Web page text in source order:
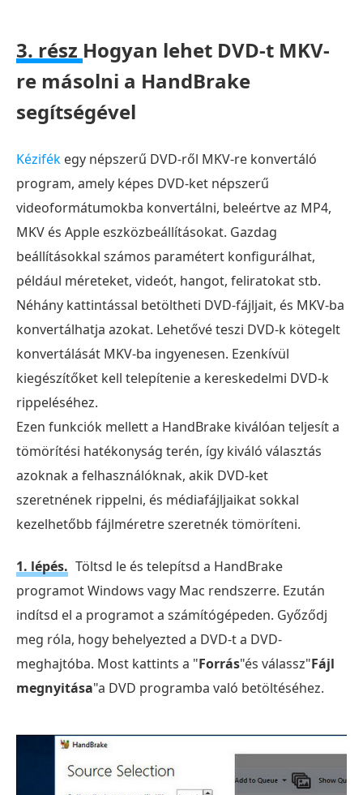
3. rész Hogyan lehet DVD-t MKV-
re másolni a HandBrake
segítségével
Kézifék egy népszerű DVD-ről MKV-re konvertáló
program, amely képes DVD-ket népszerű
videoformátumokba konvertálni, beleértve az MP4,
MKV és Apple eszközbeállításokat. Gazdag
beállításokkal számos paramétert konfigurálhat,
például méreteket, videót, hangot, feliratokat stb.
Néhány kattintással betöltheti DVD-fájljait, és MKV-ba
konvertálhatja azokat. Lehetővé teszi DVD-k kötegelt
konvertálását MKV-ba ingyenesen. Ezenkívül
kiegészítőket kell telepítenie a kereskedelmi DVD-k
rippeléséhez.
Ezen funkciók mellett a HandBrake kiválóan teljesít a
tömörítési hatékonyság terén, így kiváló választás
azoknak a felhasználóknak, akik DVD-ket
szeretnének rippelni, és médiafájljaikat sokkal
kezelhetőbb fájlméretre szeretnék tömöríteni.
1. lépés. Töltsd le és telepítsd a HandBrake
programot Windows vagy Mac rendszerre. Ezután
indítsd el a programot a számítógépeden. Győződj
meg róla, hogy behelyezted a DVD-t a DVD-
meghajtóba. Most kattints a "Forrás"és válassz"Fájl
megnyitása"a DVD programba való betöltéséhez.